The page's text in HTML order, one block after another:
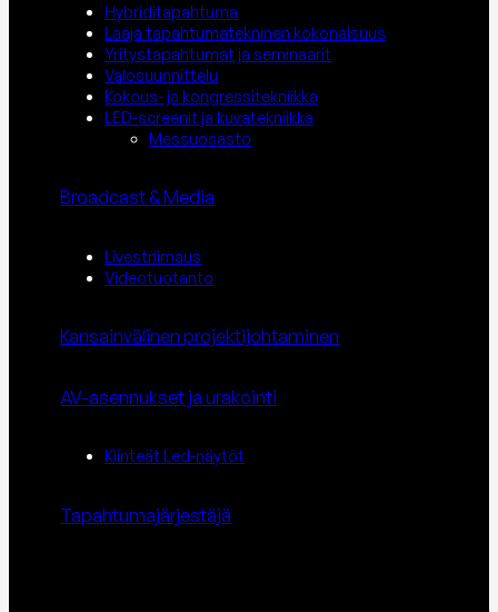
Hybriditapahtuma
Laaja tapahtumatekninen kokonaisuus
Yritystapahtumat ja seminaarit
Valosuunnittelu
Kokous- ja kongressitekniikka
LED-screenit ja kuvatekniikka
Messuosasto
Broadcast & Media
Livestriimaus
Videotuotanto
Kansainvälinen projektijohtaminen
AV-asennukset ja urakointi
Kiinteät Led-näytöt
Tapahtuma­järjestäjä